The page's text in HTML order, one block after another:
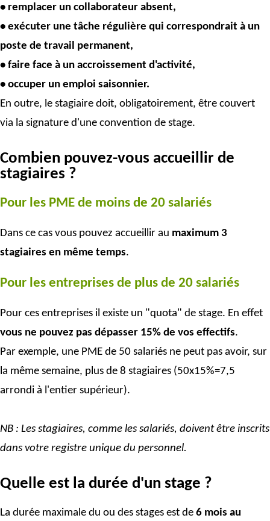
• remplacer un collaborateur absent,
• exécuter une tâche régulière qui correspondrait à un
poste de travail permanent,
• faire face à un accroissement d'activité,
• occuper un emploi saisonnier.
En outre, le stagiaire doit, obligatoirement, être couvert
via la signature d'une convention de stage.
Combien pouvez-vous accueillir de
stagiaires ?
Pour les PME de moins de 20 salariés
Dans ce cas vous pouvez accueillir au maximum 3
stagiaires en même temps.
Pour les entreprises de plus de 20 salariés
Pour ces entreprises il existe un "quota" de stage. En effet
vous ne pouvez pas dépasser 15% de vos effectifs.
Par exemple, une PME de 50 salariés ne peut pas avoir, sur
la même semaine, plus de 8 stagiaires (50x15%=7,5
arrondi à l'entier supérieur).
NB : Les stagiaires, comme les salariés, doivent être inscrits
dans votre registre unique du personnel.
Quelle est la durée d'un stage ?
La durée maximale du ou des stages est de 6 mois au